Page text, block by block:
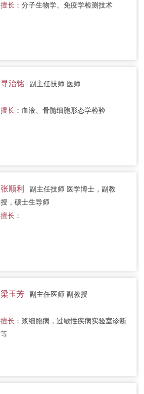
擅长： 分子生物学、免疫学检测技术
寻治铭 副主任技师 医师
擅长： 血液、骨髓细胞形态学检验
张顺利
副主任技师 医学博士，副教
授，硕士生导师
擅长：
梁玉芳 副主任医师 副教授
擅长： 浆细胞病，过敏性疾病实验室诊断
等